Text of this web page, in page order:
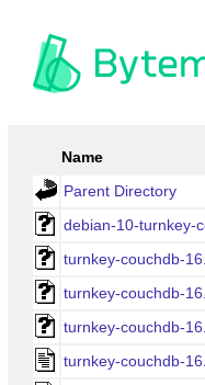
Name
Parent Directory
debian-10-turnkey-
turnkey-couchdb-
turnkey-couchdb-
turnkey-couchdb-
turnkey-couchdb-